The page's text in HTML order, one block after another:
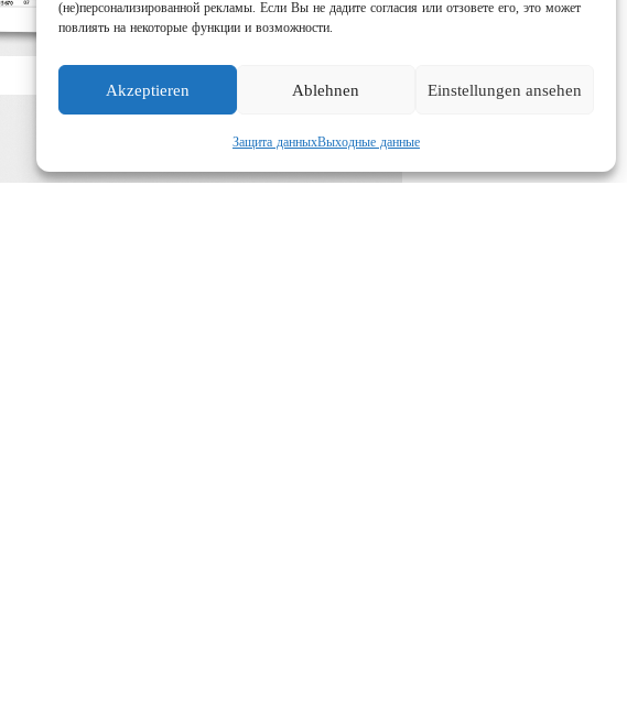
(не)персонализированной рекламы. Если Вы не дадите согласия или отзовете его, это может
повлиять на некоторые функции и возможности.
Akzeptieren Ablehnen Einstellungen ansehen
Защита данныхВыходные данные